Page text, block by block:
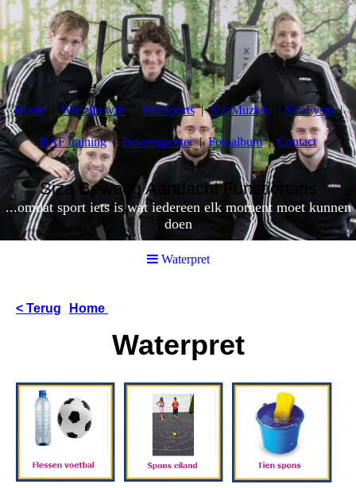
Home Wie zijn wij? SizaSports SizaMuziek SizaFysio
BAF training Beweegposter Fotoalbum Contact
Siza Beweeg Aandacht Functionaris
...omdat sport iets is wat iedereen elk moment moet kunnen
doen
Waterpret
< Terug Home
Waterpret